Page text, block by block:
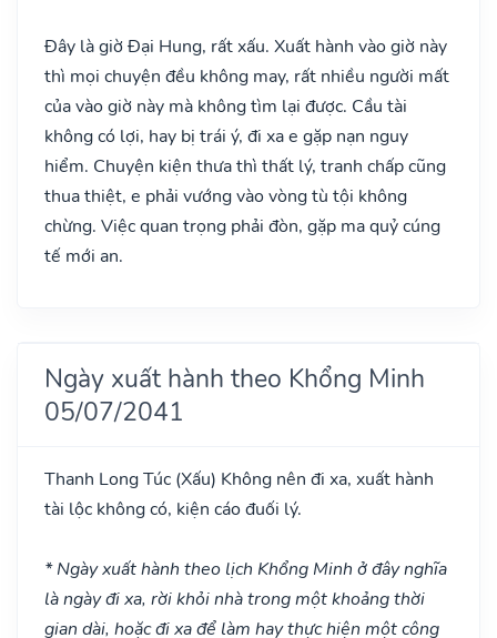
Đây là giờ Đại Hung, rất xấu. Xuất hành vào giờ này
thì mọi chuyện đều không may, rất nhiều người mất
của vào giờ này mà không tìm lại được. Cầu tài
không có lợi, hay bị trái ý, đi xa e gặp nạn nguy
hiểm. Chuyện kiện thưa thì thất lý, tranh chấp cũng
thua thiệt, e phải vướng vào vòng tù tội không
chừng. Việc quan trọng phải đòn, gặp ma quỷ cúng
tế mới an.
Ngày xuất hành theo Khổng Minh
05/07/2041
Thanh Long Túc (Xấu) Không nên đi xa, xuất hành
tài lộc không có, kiện cáo đuối lý.
* Ngày xuất hành theo lịch Khổng Minh ở đây nghĩa
là ngày đi xa, rời khỏi nhà trong một khoảng thời
gian dài, hoặc đi xa để làm hay thực hiện một công